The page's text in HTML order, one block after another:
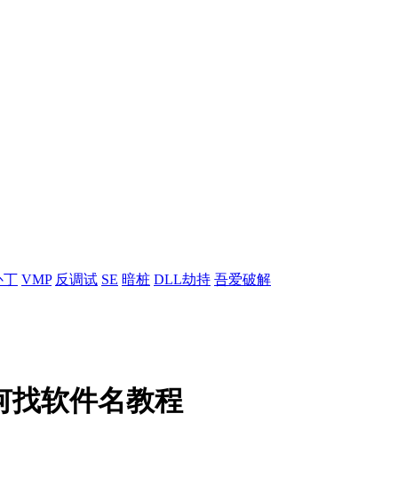
丁 VMP 反调试 SE 暗桩 DLL劫持 吾爱破解
找软件名教程